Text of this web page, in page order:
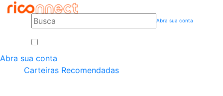
Abra sua conta
Abra sua conta
Carteiras Recomendadas